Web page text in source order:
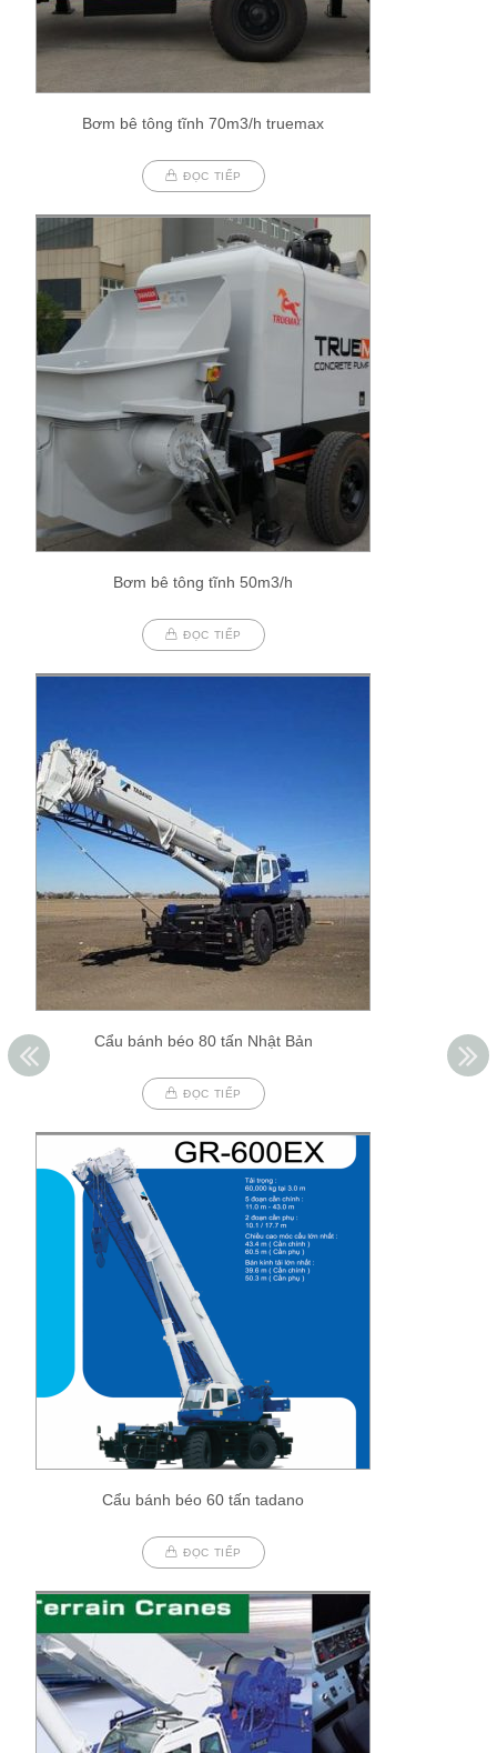
Bơm bê tông tĩnh 70m3/h truemax
ĐỌC TIẾP
Bơm bê tông tĩnh 50m3/h
ĐỌC TIẾP
Cẩu bánh béo 80 tấn Nhật Bản
ĐỌC TIẾP
Cẩu bánh béo 60 tấn tadano
ĐỌC TIẾP